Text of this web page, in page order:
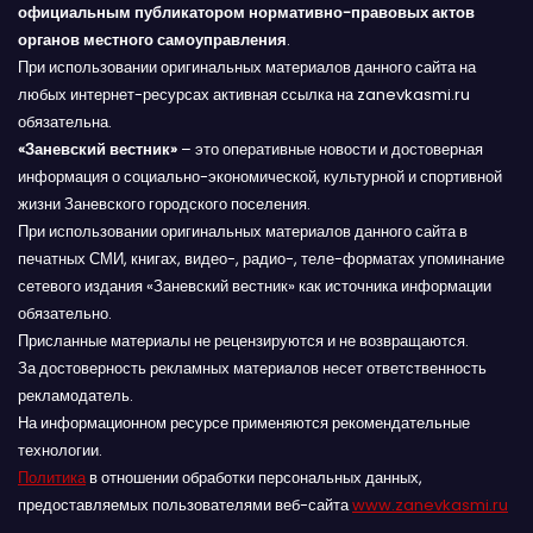
официальным публикатором нормативно-правовых актов
органов местного самоуправления.
При использовании оригинальных материалов данного сайта на
любых интернет-ресурсах активная ссылка на zanevkasmi.ru
обязательна.
«Заневский вестник» – это оперативные новости и достоверная
информация о социально-экономической, культурной и спортивной
жизни Заневского городского поселения.
При использовании оригинальных материалов данного сайта в
печатных СМИ, книгах, видео-, радио-, теле-форматах упоминание
сетевого издания «Заневский вестник» как источника информации
обязательно.
Присланные материалы не рецензируются и не возвращаются.
За достоверность рекламных материалов несет ответственность
рекламодатель.
На информационном ресурсе применяются рекомендательные
технологии.
Политикав отношении обработки персональных данных,
предоставляемых пользователями веб-сайтаwww.zanevkasmi.ru